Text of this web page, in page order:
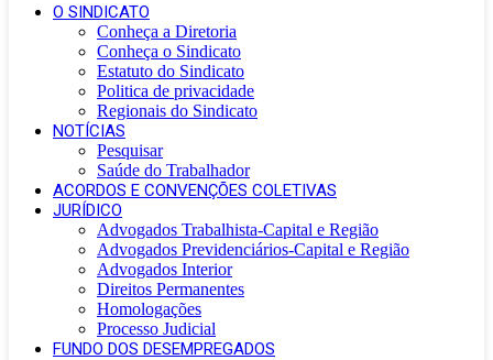
O SINDICATO
Conheça a Diretoria
Conheça o Sindicato
Estatuto do Sindicato
Politica de privacidade
Regionais do Sindicato
NOTÍCIAS
Pesquisar
Saúde do Trabalhador
ACORDOS E CONVENÇÕES COLETIVAS
JURÍDICO
Advogados Trabalhista-Capital e Região
Advogados Previdenciários-Capital e Região
Advogados Interior
Direitos Permanentes
Homologações
Processo Judicial
FUNDO DOS DESEMPREGADOS